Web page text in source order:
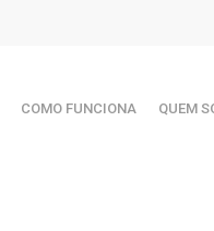
COMO FUNCIONA QUEM